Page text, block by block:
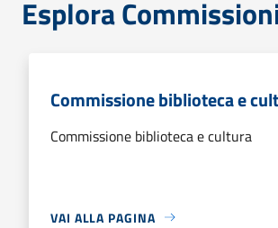
Esplora
Commissione biblioteca e
Commissione biblioteca e cultura
VAI ALLA PAGINA